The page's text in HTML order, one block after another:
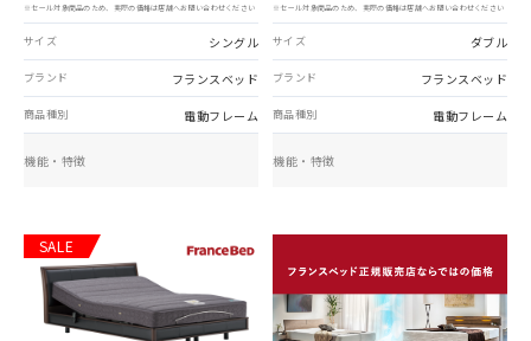
※セール対象商品のため、実際の価格は店舗へお問い合わせください
サイズ シングル
ブランド フランスベッド
商品種別 電動フレーム
機能・特徴
※セール対象商品のため、実際の価格は店舗へお問い合わせください
サイズ ダブル
ブランド フランスベッド
商品種別 電動フレーム
機能・特徴
SALE